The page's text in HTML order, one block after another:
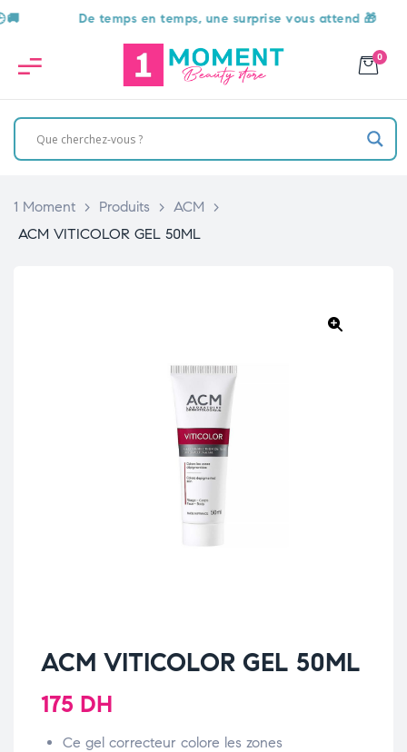
De temps en temps, une surprise vous attend 🎁
0
1 Moment > Produits > ACM
>
ACM VITICOLOR GEL 50ML
ACM VITICOLOR GEL 50ML
175 DH
Ce gel correcteur colore les zones